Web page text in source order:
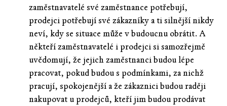
zaměstnavatelé své zaměstnance potřebují,
prodejci potřebují své zákazníky a ti silnější nikdy
neví, kdy se situace může v budoucnu obrátit. A
někteří zaměstnavatelé i prodejci si samozřejmě
uvědomují, že jejich zaměstnanci budou lépe
pracovat, pokud budou s podmínkami, za nichž
pracují, spokojenější a že zákaznici budou raději
nakupovat u prodejců, kteří jim budou prodávat